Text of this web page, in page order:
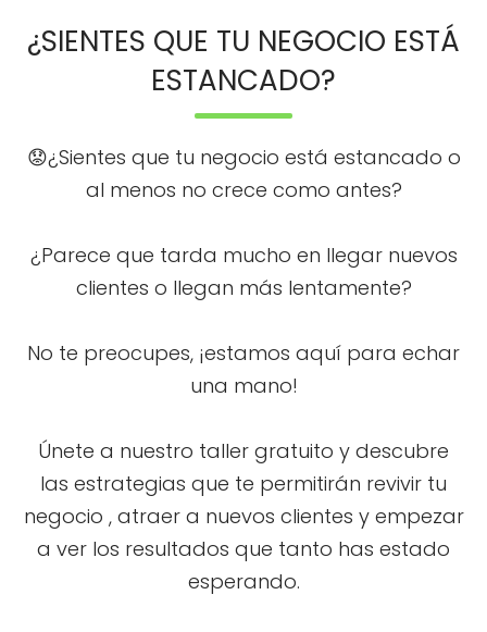
¿SIENTES QUE TU NEGOCIO ESTÁ
ESTANCADO?
😟¿Sientes que tu negocio está estancado o
al menos no crece como antes?
¿Parece que tarda mucho en llegar nuevos
clientes o llegan más lentamente?
No te preocupes, ¡estamos aquí para echar
una mano!
Únete a nuestro taller gratuito y descubre
las estrategias que te permitirán revivir tu
negocio , atraer a nuevos clientes y empezar
a ver los resultados que tanto has estado
esperando.